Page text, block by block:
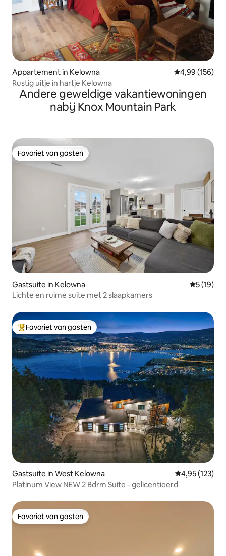
Appartement in Kelowna Gemiddelde
4,99 (156)
Rustig uitje in hartje Kelowna
Andere geweldige vakantiewoningen
nabij Knox Mountain Park
Favoriet van gasten
Favoriet van gasten
Gastsuite in Kelowna
5 (19)
Lichte en ruime suite met 2 slaapkamers
Topfavoriet van gasten
Favoriet van gasten
Gastsuite in West Kelowna Gemiddelde
4,95 (123)
Platinum View NEW 2 Bdrm Suite - gelicentieerd
Favoriet van gasten
Favoriet van gasten